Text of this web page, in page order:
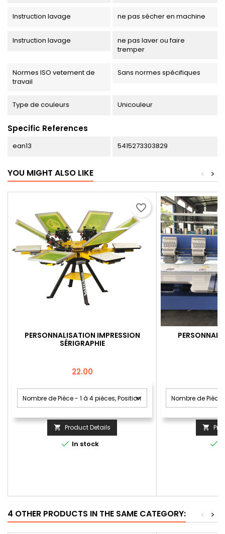
Instruction lavage ne pas sécher en machine
Instruction lavage
ne pas laver ou faire
tremper
Normes ISO vetement de
travail
Sans normes spécifiques
Type de couleurs Unicouleur
Specific References
ean13 5415273303829
YOU MIGHT ALSO LIKE >
<
PERSONNALISATION IMPRESSION
SÉRIGRAPHIE
Price
22.00
 Product Details
 In stock
favorite_border


4 OTHER PRODUCTS IN THE SAME CATEGORY: >
<